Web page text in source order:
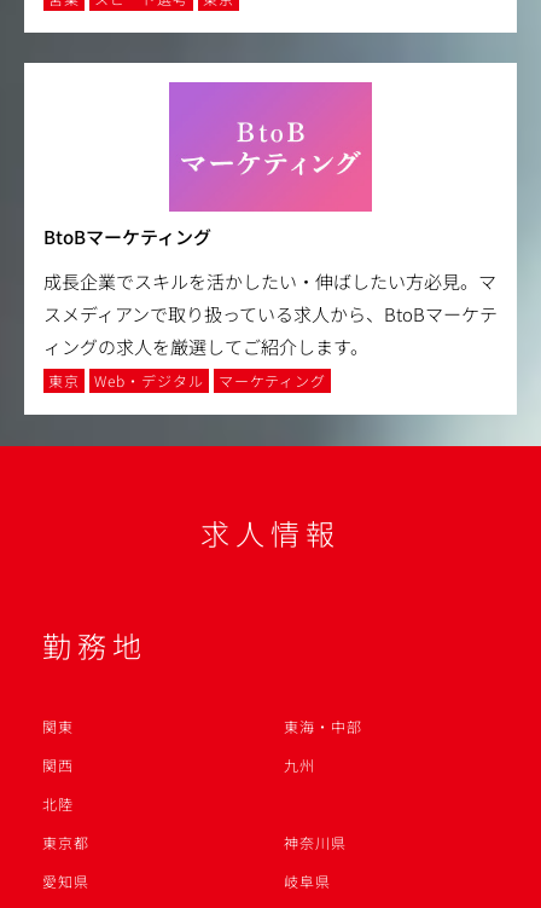
BtoBマーケティング
成長企業でスキルを活かしたい・伸ばしたい方必見。マ
スメディアンで取り扱っている求人から、BtoBマーケテ
ィングの求人を厳選してご紹介します。
東京 Web・デジタル マーケティング
求人情報
勤務地
関東
東海・中部
関西
九州
北陸
東京都
神奈川県
愛知県
岐阜県